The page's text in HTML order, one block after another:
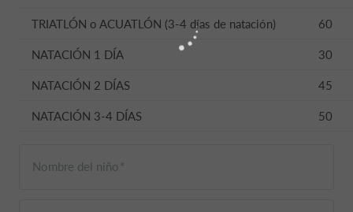
TRIATLÓN o ACUATLÓN (3-4 días de natación) 60
NATACIÓN 1 DÍA 30
NATACIÓN 2 DÍAS 45
NATACIÓN 3-4 DÍAS 50
Nombre del niño